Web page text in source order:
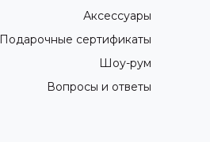
Аксессуары
Подарочные сертификаты
Шоу-рум
Вопросы и ответы